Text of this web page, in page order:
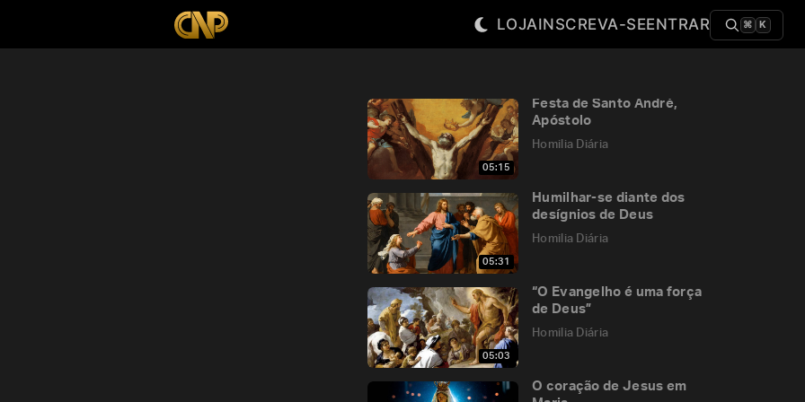
LOJAINSCREVA-SEENTRAR ⌘ K
05:15
Festa de Santo André,
Apóstolo
Homilia Diária
05:31
Humilhar-se diante dos
desígnios de Deus
Homilia Diária
05:03
“O Evangelho é uma força
de Deus”
Homilia Diária
O coração de Jesus em